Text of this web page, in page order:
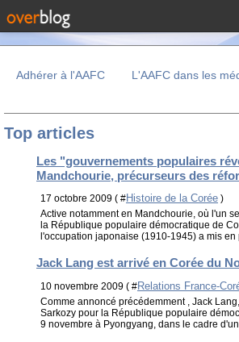
Adhérer à l'AAFC L'AAFC dans les
Top articles
Les "gouvernements populaires
Mandchourie, précurseurs des
17 octobre 2009 ( #Histoire de la Corée )
Active notamment en Mandchourie, où l'un
la République populaire démocratique de
l'occupation japonaise (1910-1945) a mis en
Jack Lang est arrivé en Corée du
10 novembre 2009 ( #Relations France-
Comme annoncé précédemment , Jack
Sarkozy pour la République populaire
9 novembre à Pyongyang, dans le cadre